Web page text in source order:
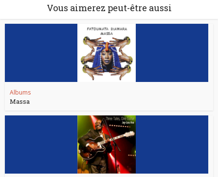
Vous aimerez peut-être aussi
Albums
Massa